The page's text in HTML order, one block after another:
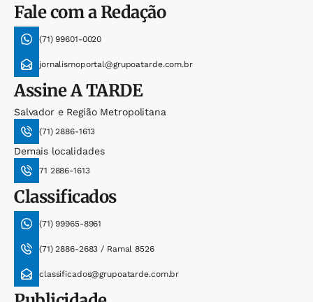
Fale com a Redação
(71) 99601-0020
jornalismoportal@grupoatarde.com.br
AssineA TARDE
Salvador e Região Metropolitana
(71) 2886-1613
Demais localidades
71 2886-1613
Classificados
(71) 99965-8961
(71) 2886-2683 / Ramal 8526
classificados@grupoatarde.com.br